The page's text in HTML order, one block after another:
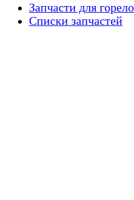
Запчасти для
Списки запчастей